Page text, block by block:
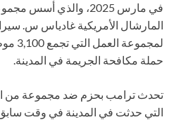
في مارس 2025، والذي
المارشال الأمريكية غادياس س.
حملة مكافحة الجريمة في المدينة.
تحدث ترامب بحزم ضد مجموعة من